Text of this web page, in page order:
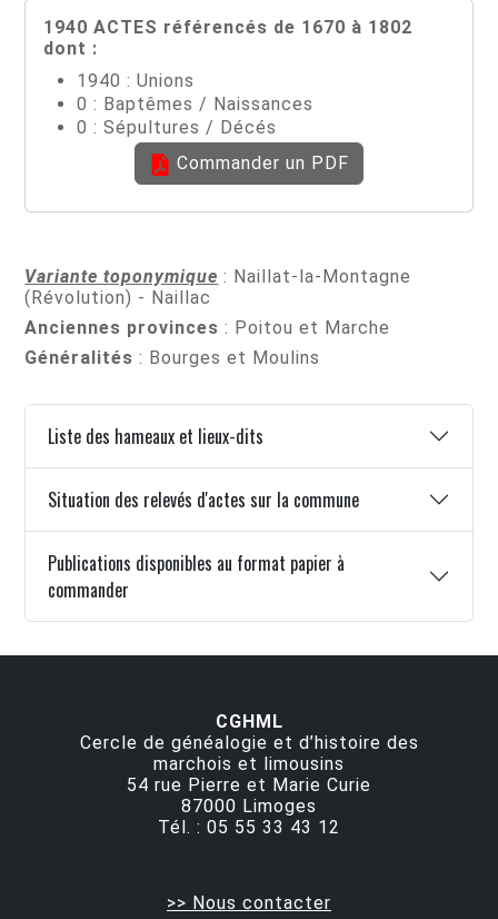
1940 ACTES référencés de 1670 à 1802
dont :
1940 : Unions
0 : Baptêmes / Naissances
0 : Sépultures / Décés
Commander un PDF
Variante toponymique : Naillat-la-Montagne
(Révolution) - Naillac
Anciennes provinces : Poitou et Marche
Généralités : Bourges et Moulins
Liste des hameaux et lieux-dits
Situation des relevés d'actes sur la commune
Publications disponibles au format papier à
commander
CGHML
Cercle de généalogie et d’histoire des
marchois et limousins
54 rue Pierre et Marie Curie
87000 Limoges
Tél. : 05 55 33 43 12
>> Nous contacter